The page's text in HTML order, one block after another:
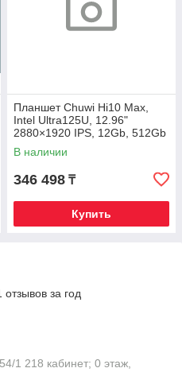
Планшет Chuwi Hi10 Max,
Intel Ultra125U, 12.96"
2880×1920 IPS, 12Gb, 512Gb
SSD, Keyboard, Win11Pro
В наличии
346 498 ₸
Купить
за год
1​ 218 кабинет; 0 этаж,